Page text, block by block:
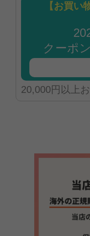
【お買い
クーポ
20,000円以上